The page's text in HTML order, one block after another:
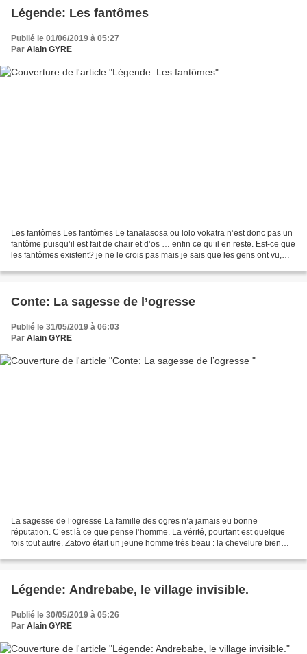
Légende: Les fantômes
Publié le 01/06/2019 à 05:27
Par Alain GYRE
Les fantômes Les fantômes Le tanalasosa ou lolo vokatra n’est donc pas un
fantôme puisqu’il est fait de chair et d’os … enfin ce qu’il en reste. Est-ce que
les fantômes existent? je ne le crois pas mais je sais que les gens ont vu,
Conte: La sagesse de l’ogresse
Publié le 31/05/2019 à 06:03
Par Alain GYRE
La sagesse de l’ogresse La famille des ogres n’a jamais eu bonne
réputation. C’est là ce que pense l’homme. La vérité, pourtant est quelque
fois tout autre. Zatovo était un jeune homme très beau : la chevelure bien
Légende: Andrebabe, le village invisible.
Publié le 30/05/2019 à 05:26
Par Alain GYRE